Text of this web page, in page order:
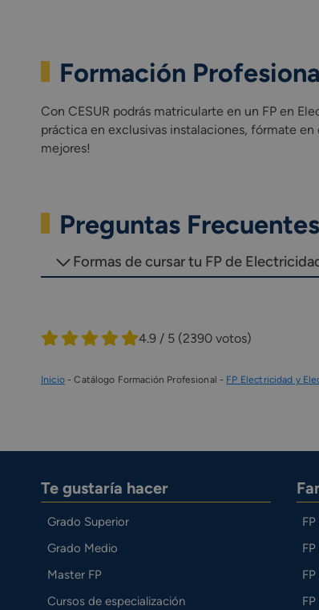
Formación
Con CESUR podrás matricularte en un FP en
práctica en exclusivas instalaciones, fórmate en
mejores!
Preguntas
Formas de cursar tu FP de
4.9 / 5 (2390 votos)
Inicio-Catálogo Formación Profesional - FP Electricidad y
Te gustaría hacer
Grado Superior
Grado Medio
Master FP
Cursos de especialización